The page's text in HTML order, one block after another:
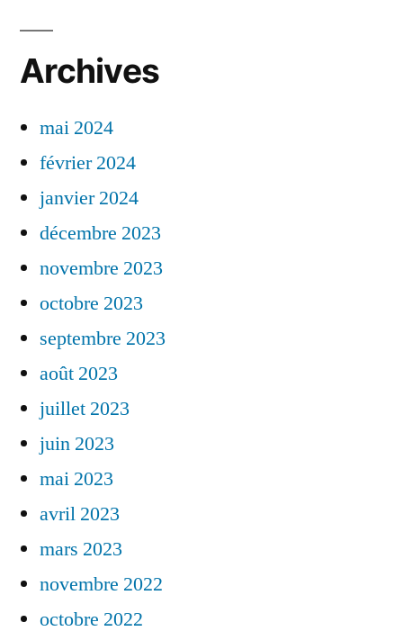
Archives
mai 2024
février 2024
janvier 2024
décembre 2023
novembre 2023
octobre 2023
septembre 2023
août 2023
juillet 2023
juin 2023
mai 2023
avril 2023
mars 2023
novembre 2022
octobre 2022